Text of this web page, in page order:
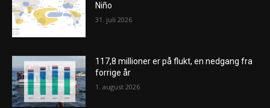
Niño
31. juli 2026
117,8 millioner er på flukt, en nedgang fra
forrige år
1. august 2026